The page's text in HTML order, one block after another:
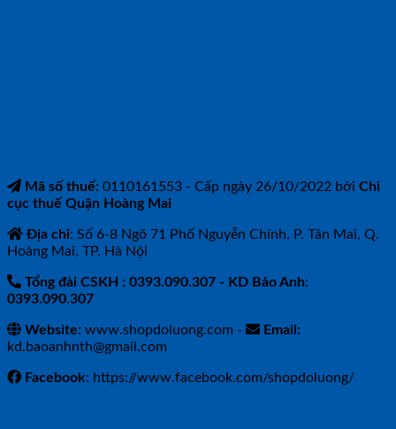
Mã số thuế: 0110161553 - Cấp ngày 26/10/2022 bởi Chi
cục thuế Quận Hoàng Mai
Địa chỉ: Số 6-8 Ngõ 71 Phố Nguyễn Chính, P. Tân Mai, Q.
Hoàng Mai, TP. Hà Nội
Tổng đài CSKH : 0393.090.307 - KD Bảo Anh:
0393.090.307
Website: www.shopdoluong.com -
Email:
kd.baoanhnth@gmail.com
Facebook: https://www.facebook.com/shopdoluong/